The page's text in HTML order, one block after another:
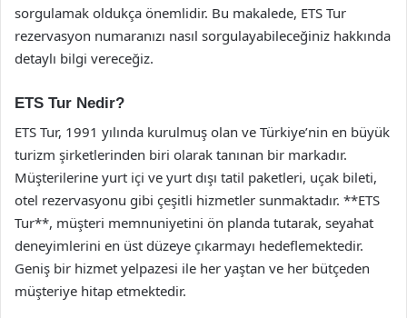
sorgulamak oldukça önemlidir. Bu makalede, ETS Tur
rezervasyon numaranızı nasıl sorgulayabileceğiniz hakkında
detaylı bilgi vereceğiz.
ETS Tur Nedir?
ETS Tur, 1991 yılında kurulmuş olan ve Türkiye’nin en büyük
turizm şirketlerinden biri olarak tanınan bir markadır.
Müşterilerine yurt içi ve yurt dışı tatil paketleri, uçak bileti,
otel rezervasyonu gibi çeşitli hizmetler sunmaktadır. **ETS
Tur**, müşteri memnuniyetini ön planda tutarak, seyahat
deneyimlerini en üst düzeye çıkarmayı hedeflemektedir.
Geniş bir hizmet yelpazesi ile her yaştan ve her bütçeden
müşteriye hitap etmektedir.